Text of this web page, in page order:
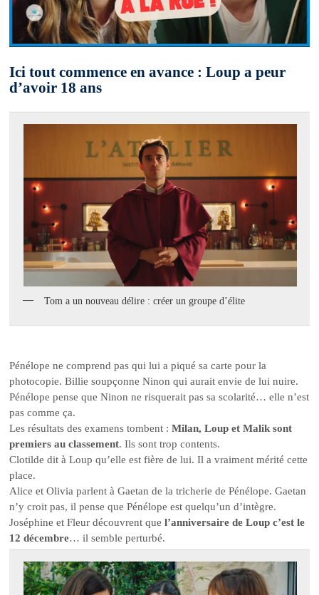
Ici tout commence en avance : Loup a peur
d’avoir 18 ans
Tom a un nouveau délire : créer un groupe d’élite
Pénélope ne comprend pas qui lui a piqué sa carte pour la
photocopie. Billie soupçonne Ninon qui aurait envie de lui nuire.
Pénélope pense que Ninon ne risquerait pas sa scolarité… elle n’est
pas comme ça.
Les résultats des examens tombent :Milan, Loup et Malik sont
premiers au classement. Ils sont trop contents.
Clotilde dit à Loup qu’elle est fière de lui. Il a vraiment mérité cette
place.
Alice et Olivia parlent à Gaetan de la tricherie de Pénélope. Gaetan
n’y croit pas, il pense que Pénélope est quelqu’un d’intègre.
Joséphine et Fleur découvrent quel’anniversaire de Loup c’est le
12 décembre… il semble perturbé.